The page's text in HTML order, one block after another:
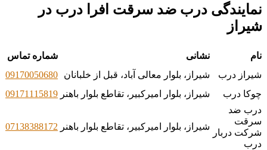
نمایندگی درب ضد سرقت افرا درب در
شیراز
نام نشانی
شماره تماس
شیراز درب
شیراز، بلوار معالی آباد، قبل از خلبانان
09170050680
چوکا درب
شیراز، بلوار امیرکبیر، تقاطع بلوار باهنر 09171115819
درب ضد
سرقت
شرکت دربار
درب
شیراز، بلوار امیرکبیر، تقاطع بلوار باهنر 07138388172